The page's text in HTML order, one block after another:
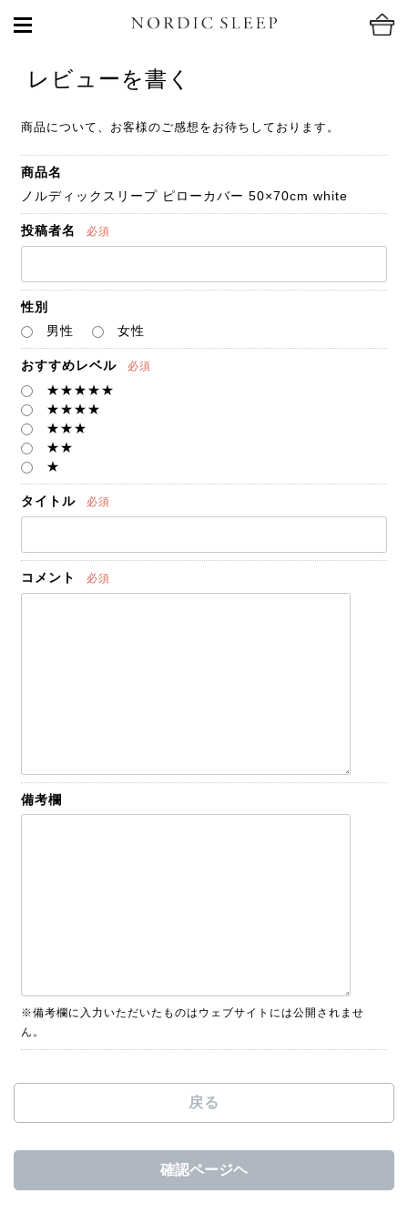
レビューを書く
商品について、お客様のご感想をお待ちしております。
商品名
ノルディックスリープ ピローカバー 50×70cm white
投稿者名 必須
性別
男性
女性
おすすめレベル 必須
★★★★★
★★★★
★★★
★★
★
タイトル 必須
コメント 必須
備考欄
※備考欄に入力いただいたものはウェブサイトには公開されませ
ん。
戻る
確認ページヘ